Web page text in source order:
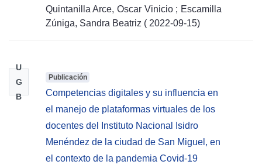
Quintanilla Arce, Oscar Vinicio ; Escamilla
Zúniga, Sandra Beatriz ( 2022-09-15)
U
G
B
Publicación
Competencias digitales y su influencia en
el manejo de plataformas virtuales de los
docentes del Instituto Nacional Isidro
Menéndez de la ciudad de San Miguel, en
el contexto de la pandemia Covid-19